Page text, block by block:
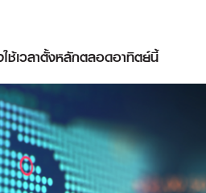
เวลาตั้งหลักตลอดอาทิตย์นี้